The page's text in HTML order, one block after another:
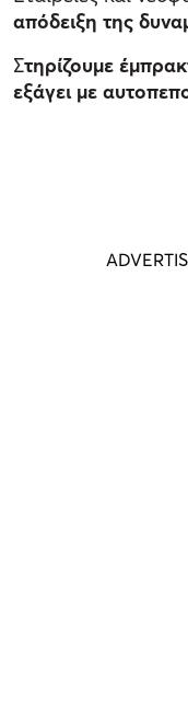
απόδειξη της
Στηρίζουμε
εξάγει με